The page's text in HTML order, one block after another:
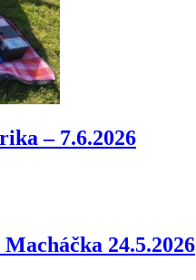
– 7.6.2026
24.5.2026